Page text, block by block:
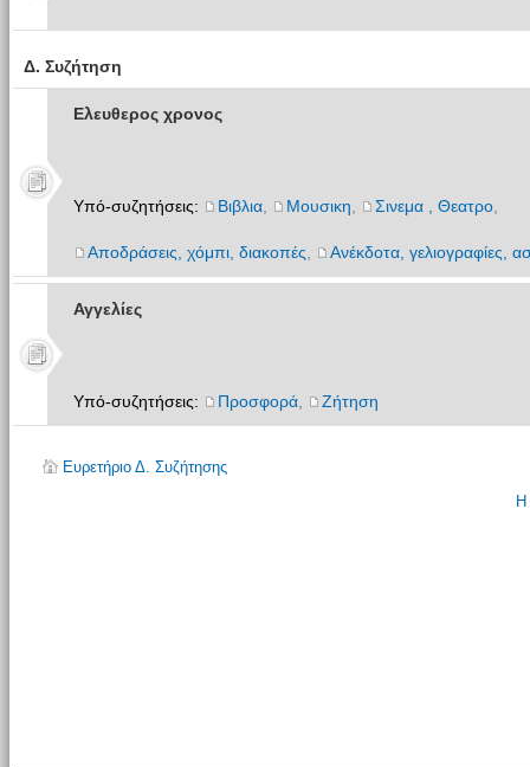
Δ. Συζήτηση
Ελευθερος χρονος
Υπό-συζητήσεις: Βιβλια, Μουσικη Σινεμα , Θεατρο,
Αποδράσεις, χόμπι, διακοπές Ανέκδοτα, γελιογραφίες,
Αγγελίες
Υπό-συζητήσεις: Προσφορά, Ζήτηση
Ευρετήριο Δ. Συζήτησης
Η